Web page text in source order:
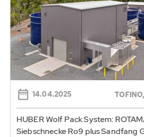
14.04.2025
HUBER Wolf Pack System:
Siebschnecke Ro9 plus Sandfang